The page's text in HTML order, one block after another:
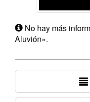
No hay más
Aluvión».